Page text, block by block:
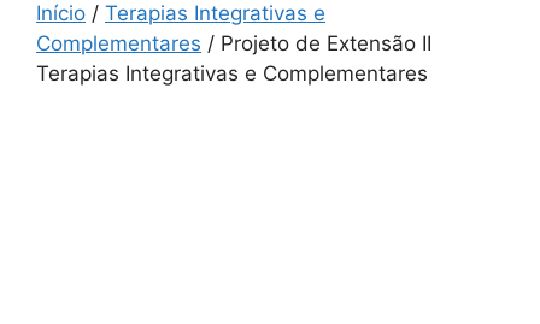
Início / Terapias Integrativas e
Complementares / Projeto de Extensão II
Terapias Integrativas e Complementares